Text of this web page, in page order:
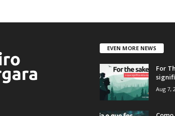
EVEN MORE NEWS
For
Aug 7,